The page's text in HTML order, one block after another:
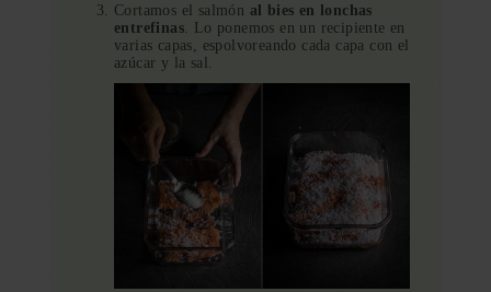
Cortamos el salmón al bies en lonchas
entrefinas . Lo ponemos en un recipiente en
varias capas, espolvoreando cada capa con el
azúcar y la sal.